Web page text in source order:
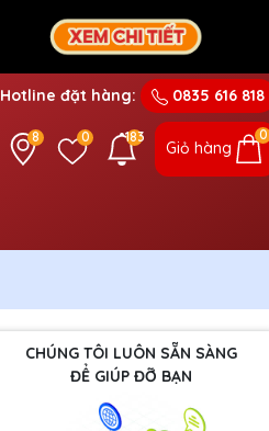
Hotline đặt hàng: 0835 616 818
8 0 183
Giỏ hàng
0
CHÚNG TÔI LUÔN SẴN SÀNG
ĐỂ GIÚP ĐỠ BẠN